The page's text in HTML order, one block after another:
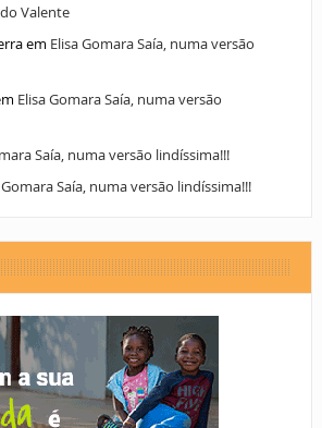
Valente
em Elisa Gomara Saía, numa versão
Elisa Gomara Saía, numa versão
Saía, numa versão lindíssima!!!
Gomara Saía, numa versão lindíssima!!!